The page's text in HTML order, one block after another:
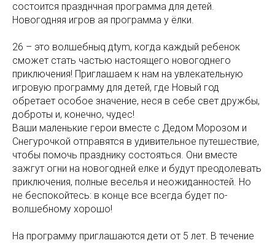
состоится празднчная программа для детей.
Новогодняя игров ая программа у ёлки.
26 – это волшебныq дtym, когда каждый ребенок
сможет стать частью настоящего новогоднего
приключения! Приглашаем к нам на увлекательную
игровую программу для детей, где Новый год
обретает особое значение, неся в себе свет дружбы,
доброты и, конечно, чудес!
Ваши маленькие герои вместе с Дедом Морозом и
Снегурочкой отправятся в удивительное путешествие,
чтобы помочь празднику состояться. Они вместе
зажгут огни на новогодней елке и будут преодолевать
приключения, полные веселья и неожиданностей. Но
не беспокойтесь: в конце все всегда будет по-
волшебному хорошо!
На программу приглашаются дети от 5 лет. В течение